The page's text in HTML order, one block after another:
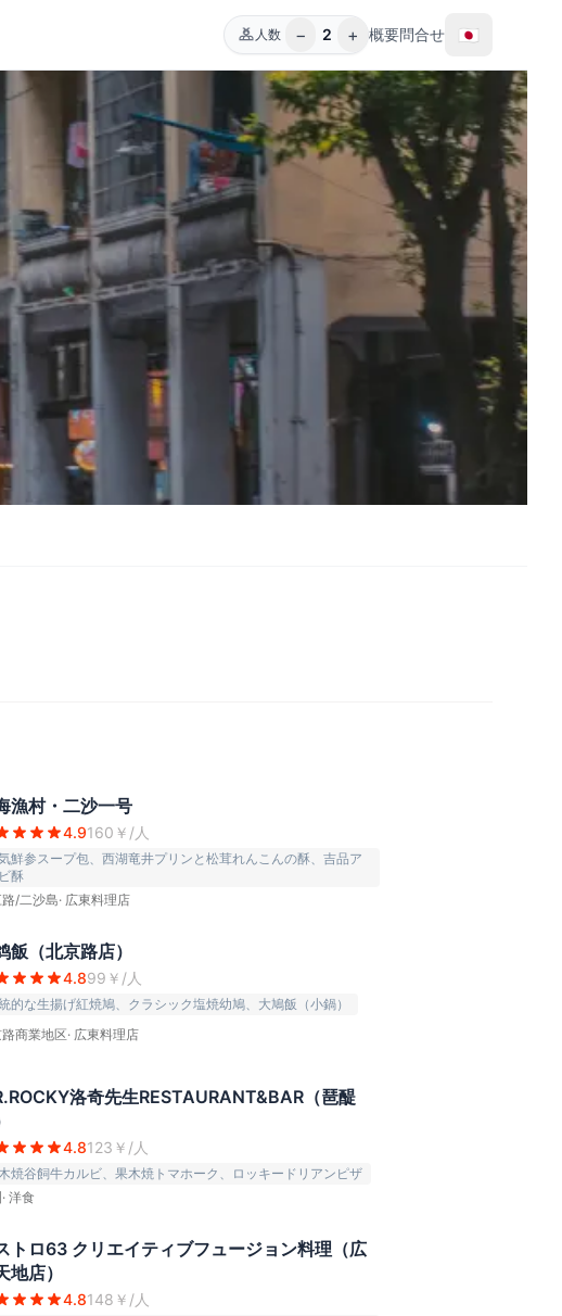
人数 − 2 + 概要問合せ 🇯🇵
漁村・二沙一号
4.9160 ￥/人
鮮参スープ包、西湖竜井プリンと松茸れんこんの酥、吉品ア
酥
/二沙島· 広東料理店
飯（北京路店）
4.899 ￥/人
的な生揚げ紅焼鳩、クラシック塩焼幼鳩、大鳩飯（小鍋）
商業地区· 広東料理店
洛奇先生RESTAURANT&BAR（琶醍
4.8123 ￥/人
焼谷飼牛カルビ、果木焼トマホーク、ロッキードリアンピザ
· 洋食
トロ63 クリエイティブフュージョン料理（広
地店）
4.8148 ￥/人